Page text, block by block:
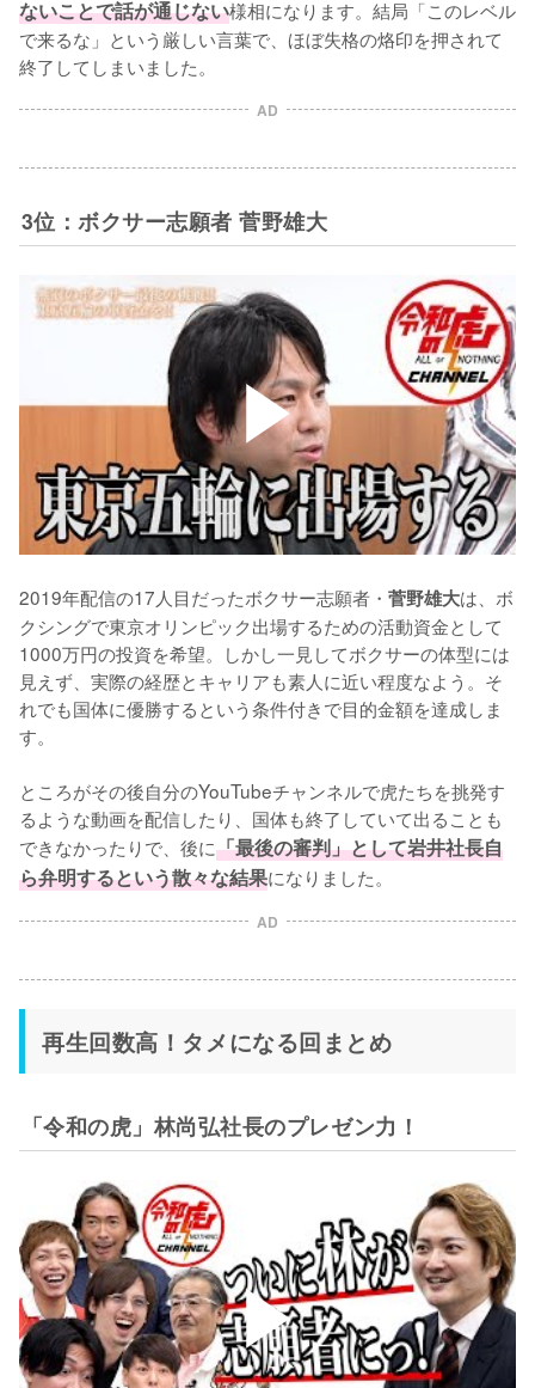
ないことで話が通じない様相になります。結局「このレベル
で来るな」という厳しい言葉で、ほぼ失格の烙印を押されて
終了してしまいました。
AD
3位：ボクサー志願者 菅野雄大
2019年配信の17人目だったボクサー志願者・ 菅野雄大は、ボ
クシングで東京オリンピック出場するための活動資金として
1000万円の投資を希望。しかし一見してボクサーの体型には
見えず、実際の経歴とキャリアも素人に近い程度なよう。そ
れでも国体に優勝するという条件付きで目的金額を達成しま
す。
ところがその後自分のYouTubeチャンネルで虎たちを挑発す
るような動画を配信したり、国体も終了していて出ることも
できなかったりで、後に「最後の審判」として岩井社長自
ら弁明するという散々な結果になりました。
AD
再生回数高！タメになる回まとめ
「令和の虎」林尚弘社長のプレゼン力！